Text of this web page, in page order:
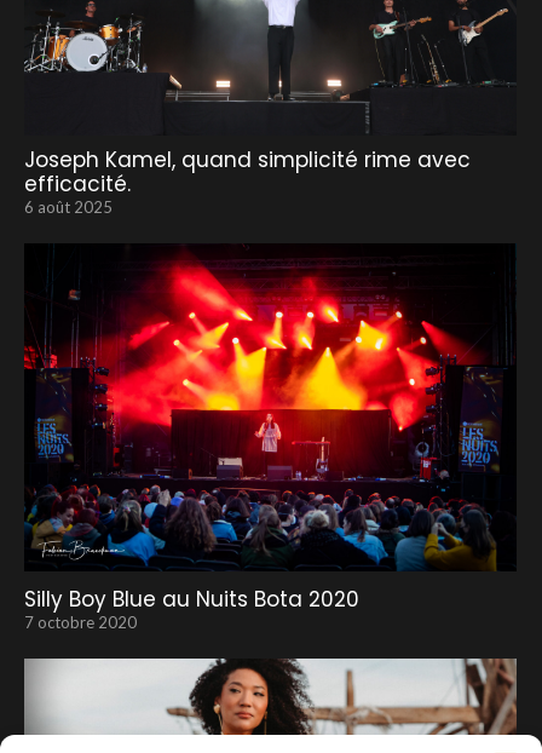
Joseph Kamel, quand simplicité rime avec
efficacité.
6 août 2025
Silly Boy Blue au Nuits Bota 2020
7 octobre 2020